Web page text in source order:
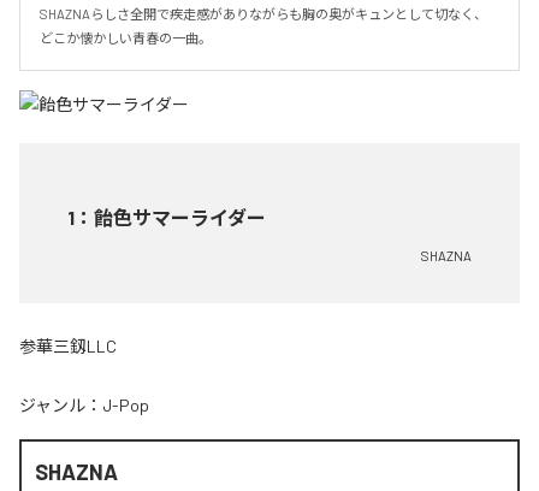
SHAZNAらしさ全開で疾走感がありながらも胸の奥がキュンとして切なく、
どこか懐かしい青春の一曲。
1 ： 飴色サマーライダー
SHAZNA
参華三釼LLC
ジャンル： J-Pop
SHAZNA